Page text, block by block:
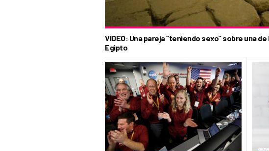
VIDEO: Una pareja “teniendo sexo” sobre una
Egipto